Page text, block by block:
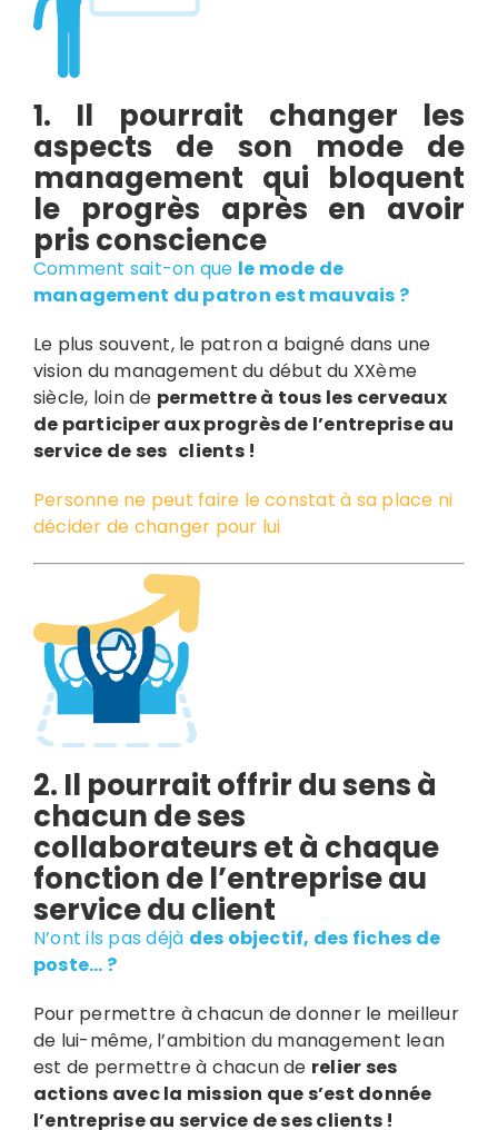
1. Il pourrait changer les
aspects de son mode de
management qui bloquent
le progrès après en avoir
pris conscience
Comment sait-on que le mode de
management du patron est mauvais ?
Le plus souvent, le patron a baigné dans une
vision du management du début du XXème
siècle, loin de permettre à tous les cerveaux
de participer aux progrès de l’entreprise au
service de ses clients !
Personne ne peut faire le constat à sa place ni
décider de changer pour lui
2. Il pourrait offrir du sens à
chacun de ses
collaborateurs et à chaque
fonction de l’entreprise au
service du client
N’ont ils pas déjà des objectif, des fiches de
poste… ?
Pour permettre à chacun de donner le meilleur
de lui-même, l’ambition du management lean
est de permettre à chacun de relier ses
actions avec la mission que s’est donnée
l’entreprise au service de ses clients !